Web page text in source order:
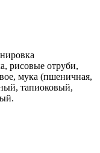
рисовые отруби,
мука (пшеничная,
тапиоковый,